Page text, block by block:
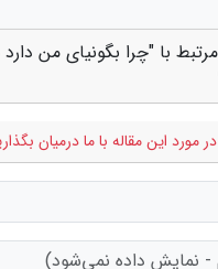
با "چرا بگونیای من
مورد این مقاله با ما درمیان